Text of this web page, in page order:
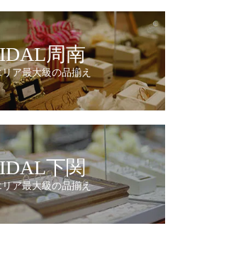
周南
ア最大級の品揃え
下関
リア最大級の品揃え